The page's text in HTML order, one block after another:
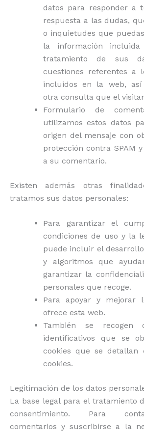
datos para responder a
respuesta a las dudas,
o inquietudes que
la información
tratamiento de sus
cuestiones referentes a
incluidos en la web,
otra consulta que el
Formulario de
utilizamos estos datos
origen del mensaje con
protección contra SPAM
a su comentario.
Existen además otras
tratamos sus datos personales:
Para garantizar el
condiciones de uso y la
puede incluir el
y algoritmos que
garantizar la
personales que recoge.
Para apoyar y mejorar
ofrece esta web.
También se recogen
identificativos que se
cookies que se
cookies.
Legitimación de los datos
La base legal para el tratamiento
consentimiento. Para
comentarios y suscribirse a la